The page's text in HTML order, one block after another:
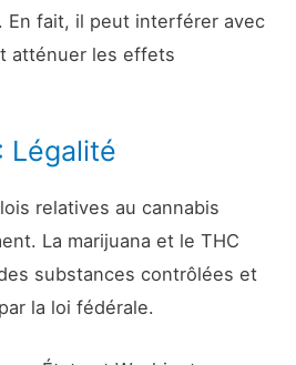
En fait, il peut interférer avec
atténuer les effets
Légalité
relatives au cannabis
La marijuana et le THC
substances contrôlées et
la loi fédérale.